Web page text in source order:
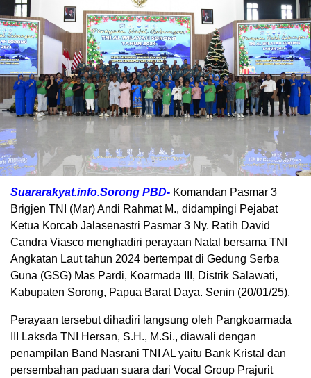
Suararakyat.info.Sorong PBD- Komandan Pasmar 3
Brigjen TNI (Mar) Andi Rahmat M., didampingi Pejabat
Ketua Korcab Jalasenastri Pasmar 3 Ny. Ratih David
Candra Viasco menghadiri perayaan Natal bersama TNI
Angkatan Laut tahun 2024 bertempat di Gedung Serba
Guna (GSG) Mas Pardi, Koarmada III, Distrik Salawati,
Kabupaten Sorong, Papua Barat Daya. Senin (20/01/25).
Perayaan tersebut dihadiri langsung oleh Pangkoarmada
III Laksda TNI Hersan, S.H., M.Si., diawali dengan
penampilan Band Nasrani TNI AL yaitu Bank Kristal dan
persembahan paduan suara dari Vocal Group Prajurit